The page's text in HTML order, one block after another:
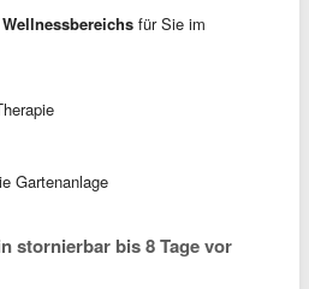
für Sie im
Gartenanlage
stornierbar bis 8 Tage vor